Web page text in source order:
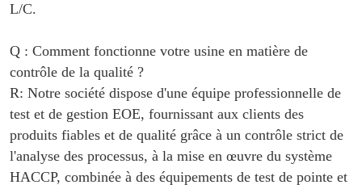
L/C.
Q : Comment fonctionne votre usine en matière de
contrôle de la qualité ?
R: Notre société dispose d'une équipe professionnelle de
test et de gestion EOE, fournissant aux clients des
produits fiables et de qualité grâce à un contrôle strict de
l'analyse des processus, à la mise en œuvre du système
HACCP, combinée à des équipements de test de pointe et